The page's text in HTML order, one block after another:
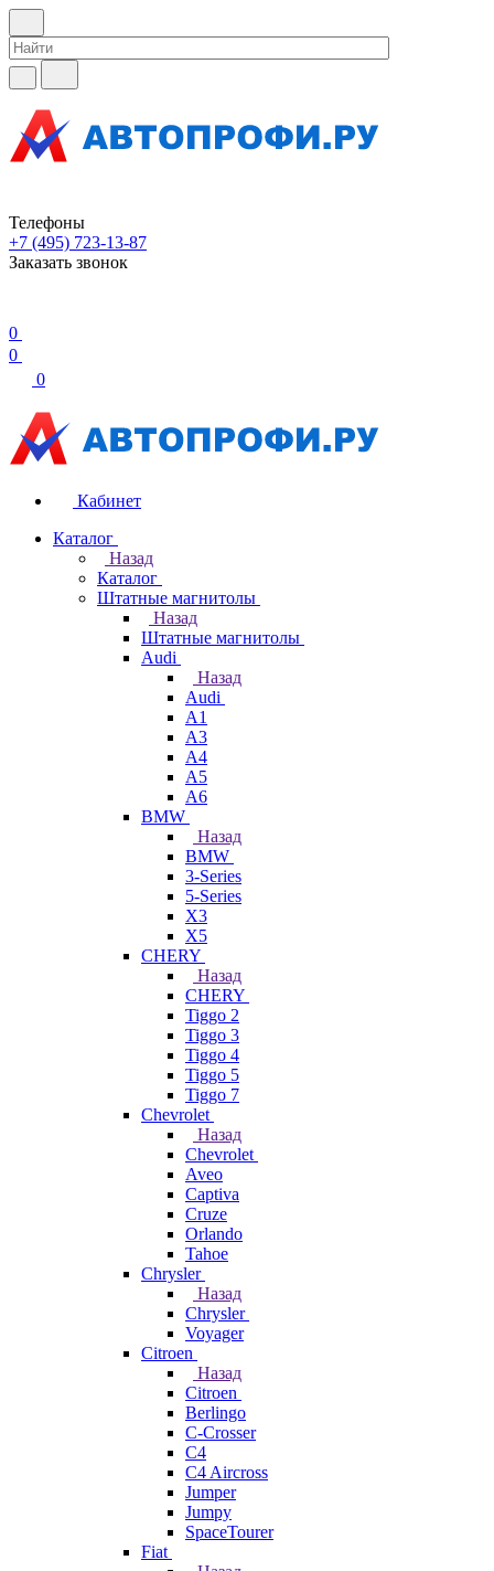
Телефоны
+7 (495) 723-13-87
Заказать звонок
0
0
0
Кабинет
Каталог
Назад
Каталог
Штатные магнитолы
Назад
Штатные магнитолы
Audi
Назад
Audi
A1
A3
A4
A5
A6
BMW
Назад
BMW
3-Series
5-Series
X3
X5
CHERY
Назад
CHERY
Tiggo 2
Tiggo 3
Tiggo 4
Tiggo 5
Tiggo 7
Chevrolet
Назад
Chevrolet
Aveo
Captiva
Cruze
Orlando
Tahoe
Chrysler
Назад
Chrysler
Voyager
Citroen
Назад
Citroen
Berlingo
C-Crosser
C4
C4 Aircross
Jumper
Jumpy
SpaceTourer
Fiat